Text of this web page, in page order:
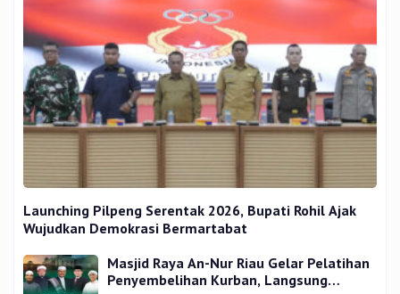
Launching Pilpeng Serentak 2026, Bupati Rohil Ajak
Wujudkan Demokrasi Bermartabat
Masjid Raya An-Nur Riau Gelar Pelatihan
Penyembelihan Kurban, Langsung